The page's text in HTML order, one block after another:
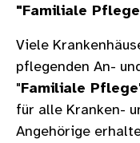
"Familiale
Viele
pflegenden An-
"Familiale
für alle Kranken-
Angehörige